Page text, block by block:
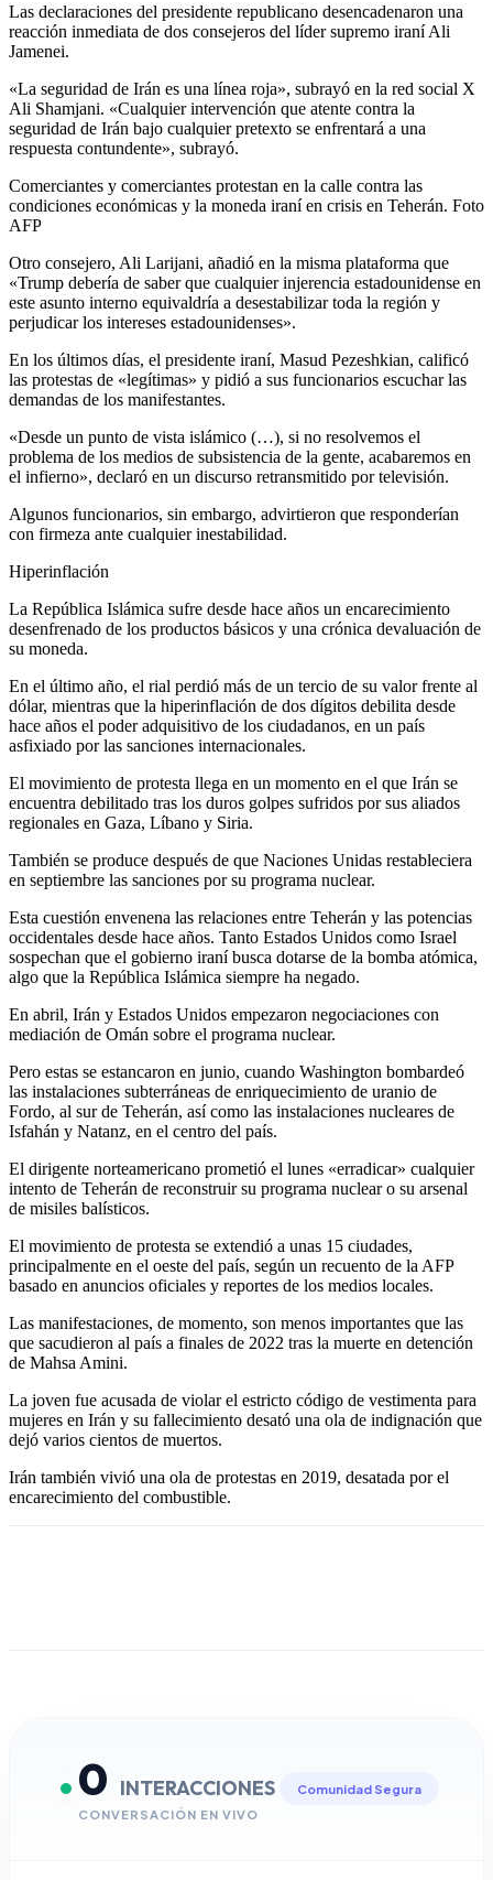
Las declaraciones del presidente republicano desencadenaron una
reacción inmediata de dos consejeros del líder supremo iraní Ali
Jamenei.
«La seguridad de Irán es una línea roja», subrayó en la red social X
Ali Shamjani. «Cualquier intervención que atente contra la
seguridad de Irán bajo cualquier pretexto se enfrentará a una
respuesta contundente», subrayó.
Comerciantes y comerciantes protestan en la calle contra las
condiciones económicas y la moneda iraní en crisis en Teherán. Foto
AFP
Otro consejero, Ali Larijani, añadió en la misma plataforma que
«Trump debería de saber que cualquier injerencia estadounidense en
este asunto interno equivaldría a desestabilizar toda la región y
perjudicar los intereses estadounidenses».
En los últimos días, el presidente iraní, Masud Pezeshkian, calificó
las protestas de «legítimas» y pidió a sus funcionarios escuchar las
demandas de los manifestantes.
«Desde un punto de vista islámico (…), si no resolvemos el
problema de los medios de subsistencia de la gente, acabaremos en
el infierno», declaró en un discurso retransmitido por televisión.
Algunos funcionarios, sin embargo, advirtieron que responderían
con firmeza ante cualquier inestabilidad.
Hiperinflación
La República Islámica sufre desde hace años un encarecimiento
desenfrenado de los productos básicos y una crónica devaluación de
su moneda.
En el último año, el rial perdió más de un tercio de su valor frente al
dólar, mientras que la hiperinflación de dos dígitos debilita desde
hace años el poder adquisitivo de los ciudadanos, en un país
asfixiado por las sanciones internacionales.
El movimiento de protesta llega en un momento en el que Irán se
encuentra debilitado tras los duros golpes sufridos por sus aliados
regionales en Gaza, Líbano y Siria.
También se produce después de que Naciones Unidas restableciera
en septiembre las sanciones por su programa nuclear.
Esta cuestión envenena las relaciones entre Teherán y las potencias
occidentales desde hace años. Tanto Estados Unidos como Israel
sospechan que el gobierno iraní busca dotarse de la bomba atómica,
algo que la República Islámica siempre ha negado.
En abril, Irán y Estados Unidos empezaron negociaciones con
mediación de Omán sobre el programa nuclear.
Pero estas se estancaron en junio, cuando Washington bombardeó
las instalaciones subterráneas de enriquecimiento de uranio de
Fordo, al sur de Teherán, así como las instalaciones nucleares de
Isfahán y Natanz, en el centro del país.
El dirigente norteamericano prometió el lunes «erradicar» cualquier
intento de Teherán de reconstruir su programa nuclear o su arsenal
de misiles balísticos.
El movimiento de protesta se extendió a unas 15 ciudades,
principalmente en el oeste del país, según un recuento de la AFP
basado en anuncios oficiales y reportes de los medios locales.
Las manifestaciones, de momento, son menos importantes que las
que sacudieron al país a finales de 2022 tras la muerte en detención
de Mahsa Amini.
La joven fue acusada de violar el estricto código de vestimenta para
mujeres en Irán y su fallecimiento desató una ola de indignación que
dejó varios cientos de muertos.
Irán también vivió una ola de protestas en 2019, desatada por el
encarecimiento del combustible.
0 INTERACCIONES
CONVERSACIÓN EN VIVO
Comunidad Segura